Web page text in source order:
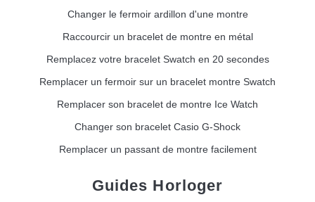
Changer le fermoir ardillon d'une montre
Raccourcir un bracelet de montre en métal
Remplacez votre bracelet Swatch en 20 secondes
Remplacer un fermoir sur un bracelet montre Swatch
Remplacer son bracelet de montre Ice Watch
Changer son bracelet Casio G-Shock
Remplacer un passant de montre facilement
Guides Horloger